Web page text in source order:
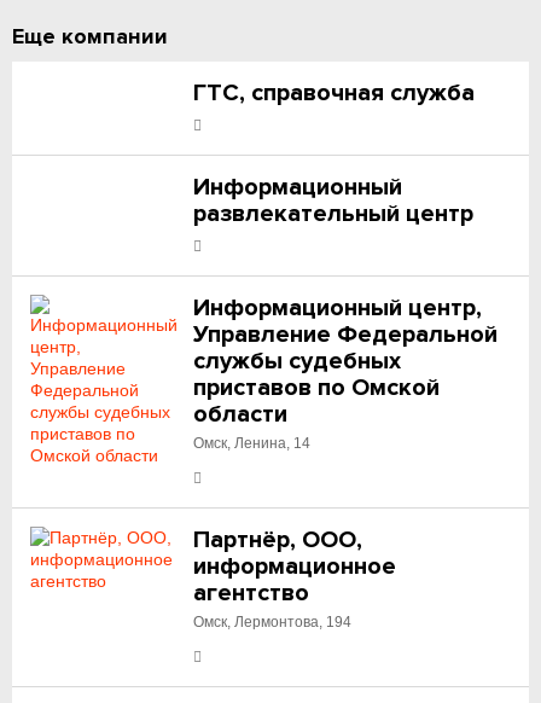
Еще компании
ГТС, справочная служба
Информационный
развлекательный центр
Информационный центр,
Управление Федеральной
службы судебных
приставов по Омской
области
Омск, Ленина, 14
Партнёр, ООО,
информационное
агентство
Омск, Лермонтова, 194